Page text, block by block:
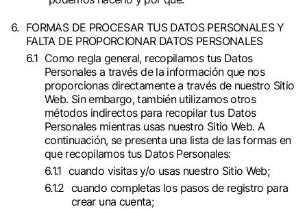
FORMAS DE PROCESAR TUS DATOS PERSONALES Y
FALTA DE PROPORCIONAR DATOS PERSONALES
Como regla general, recopilamos tus Datos
Personales a través de la información que nos
proporcionas directamente a través de nuestro Sitio
Web. Sin embargo, también utilizamos otros
métodos indirectos para recopilar tus Datos
Personales mientras usas nuestro Sitio Web. A
continuación, se presenta una lista de las formas en
que recopilamos tus Datos Personales:
cuando visitas y/o usas nuestro Sitio Web;
cuando completas los pasos de registro para
crear una cuenta;